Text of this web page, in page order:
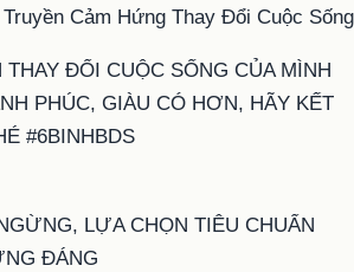
THAY ĐỔI CUỘC SỐNG CỦA MÌNH
PHÚC, GIÀU CÓ HƠN, HÃY KẾT
#6BINHBDS
LỰA CHỌN TIÊU CHUẨN
ĐÁNG